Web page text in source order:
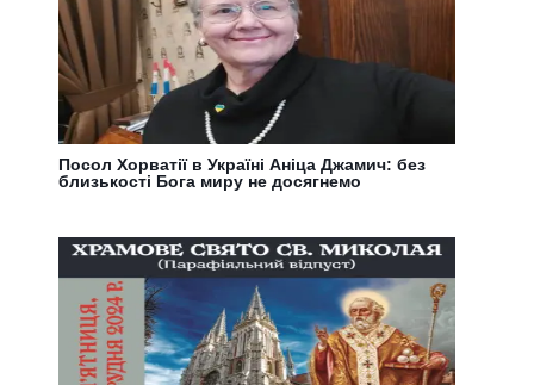
Посол Хорватії в Україні Аніца Джамич: без
близькості Бога миру не досягнемо